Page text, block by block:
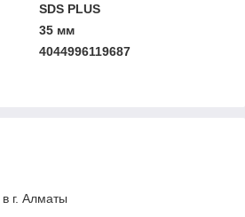
SDS PLUS
35 мм
4044996119687
г. Алматы